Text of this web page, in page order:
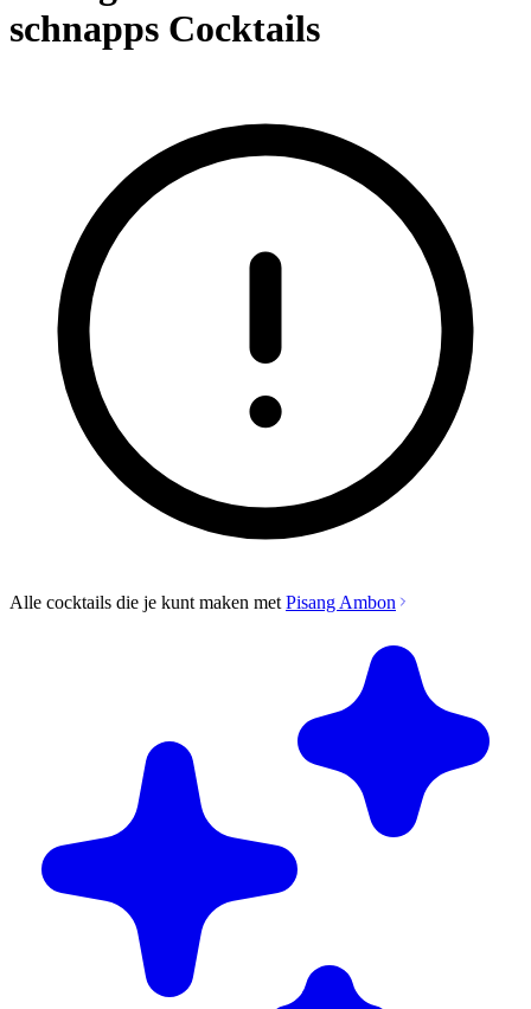
schnapps Cocktails
Alle cocktails die je kunt maken met Pisang Ambon